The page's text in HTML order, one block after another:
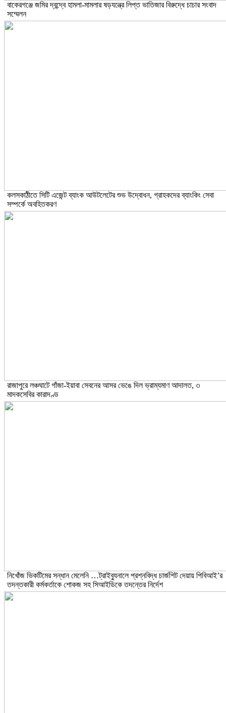
বাকেরগঞ্জে জমির দ্বন্দ্বে হামলা-মামলার ষড়যন্ত্রে লিপ্ত ভাতিজার বিরুদ্ধে চাচার সংবাদ
সম্মেলন
কলসকাঠীতে সিটি এজেন্ট ব্যাংক আউটলেটের শুভ উদ্বোধন, গ্রাহকদের ব্যাংকিং সেবা
সম্পর্কে অবহিতকরণ
রাজাপুরে লঞ্চঘাটে গাঁজা-ইয়াবা সেবনের আসর ভেঙে দিল ভ্রাম্যমাণ আদালত, ৩
মাদকসেবির কারাদণ্ড
নিখোঁজ ভিকটিমের সন্ধান মেলেনি …ট্রাইব্যুনালে প্রশ্নবিদ্ধ চার্জশিট দেয়ায় পিবিআই’র
তদন্তকারী কর্মকর্তাকে শোকজ সহ সিআইডিকে তদন্তের নির্দেশ